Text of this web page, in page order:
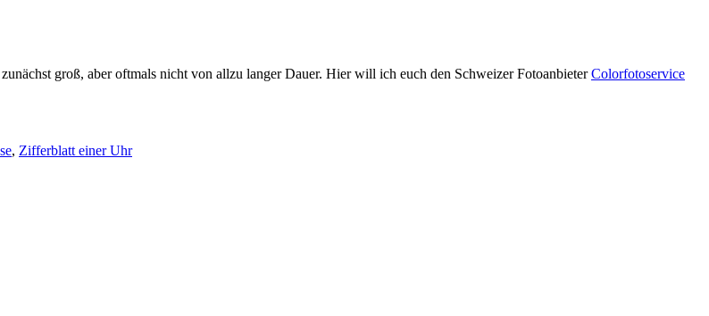
groß, aber oftmals nicht von allzu langer Dauer. Hier will ich euch den Schweizer FotoanbieterColorfotoservice
, Zifferblatt einer Uhr